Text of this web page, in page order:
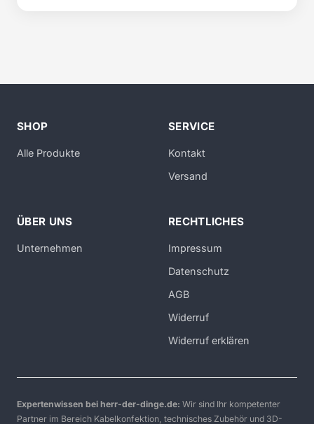
SHOP
Alle Produkte
SERVICE
Kontakt
Versand
ÜBER UNS
Unternehmen
RECHTLICHES
Impressum
Datenschutz
AGB
Widerruf
Widerruf erklären
Expertenwissen bei herr-der-dinge.de: Wir sind Ihr kompetenter
Partner im Bereich Kabelkonfektion, technisches Zubehör und 3D-